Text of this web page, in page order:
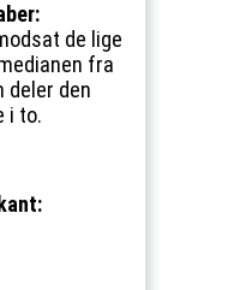
de lige
fra
deler den
i to.